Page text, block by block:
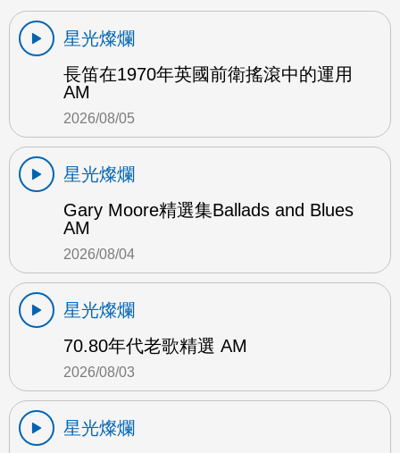
星光燦爛
長笛在1970年英國前衛搖滾中的運用
AM
2026/08/05
星光燦爛
Gary Moore精選集Ballads and Blues
AM
2026/08/04
星光燦爛
70.80年代老歌精選 AM
2026/08/03
星光燦爛